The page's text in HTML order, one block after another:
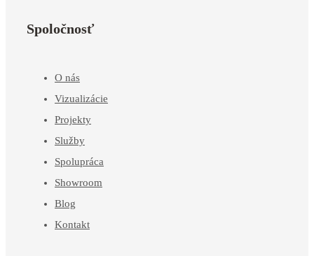
Spoločnosť
O nás
Vizualizácie
Projekty
Služby
Spolupráca
Showroom
Blog
Kontakt